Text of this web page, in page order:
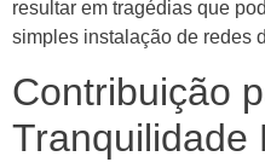
resultar em tragédias que
simples instalação de redes
Contribuição
Tranquilidade